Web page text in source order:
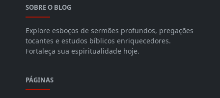
SOBRE O BLOG
Explore esboços de sermões profundos, pregações
tocantes e estudos bíblicos enriquecedores.
Fortaleça sua espiritualidade hoje.
PÁGINAS